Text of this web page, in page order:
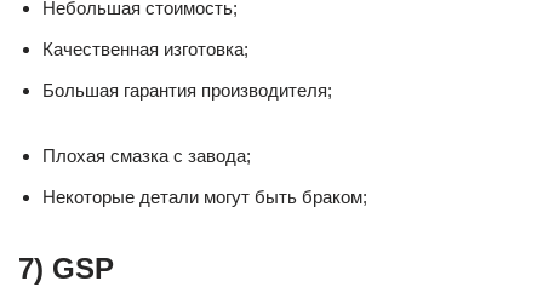
Небольшая стоимость;
Качественная изготовка;
Большая гарантия производителя;
Плохая смазка с завода;
Некоторые детали могут быть браком;
7) GSP